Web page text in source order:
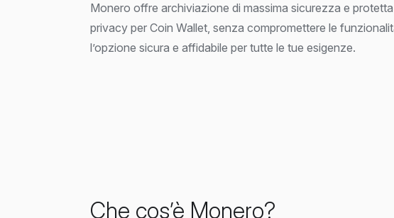
Monero offre archiviazione di massima sicurezza e
privacy per Coin Wallet, senza compromettere le
l’opzione sicura e affidabile per tutte le tue esigenze.
Che cos’è Monero?